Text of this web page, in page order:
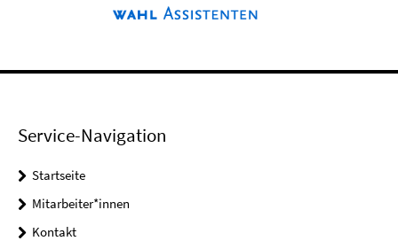
Service-Navigation
Startseite
Mitarbeiter*innen
Kontakt